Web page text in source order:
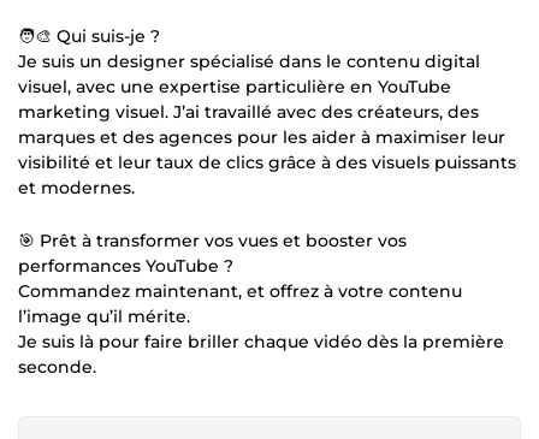
🧑🎨 Qui suis-je ?
Je suis un designer spécialisé dans le contenu digital
visuel, avec une expertise particulière en YouTube
marketing visuel. J’ai travaillé avec des créateurs, des
marques et des agences pour les aider à maximiser leur
visibilité et leur taux de clics grâce à des visuels puissants
et modernes.
🎯 Prêt à transformer vos vues et booster vos
performances YouTube ?
Commandez maintenant, et offrez à votre contenu
l’image qu’il mérite.
Je suis là pour faire briller chaque vidéo dès la première
seconde.